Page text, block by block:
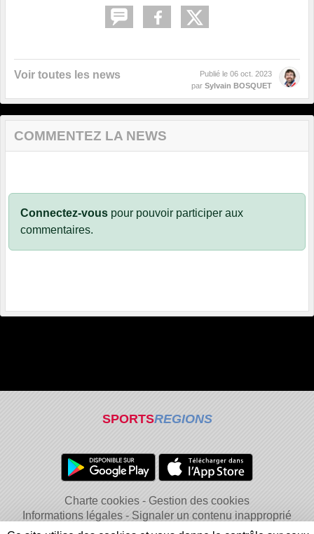
Voir toutes les news Publié le 06 oct. 2023
par Sylvain BOSQUET
COMMENTEZ LA NEWS
Connectez-vous pour pouvoir participer aux
commentaires.
SPORTSREGIONS
Charte cookies
Gestion des cookies
Informations légales
Signaler un contenu inapproprié